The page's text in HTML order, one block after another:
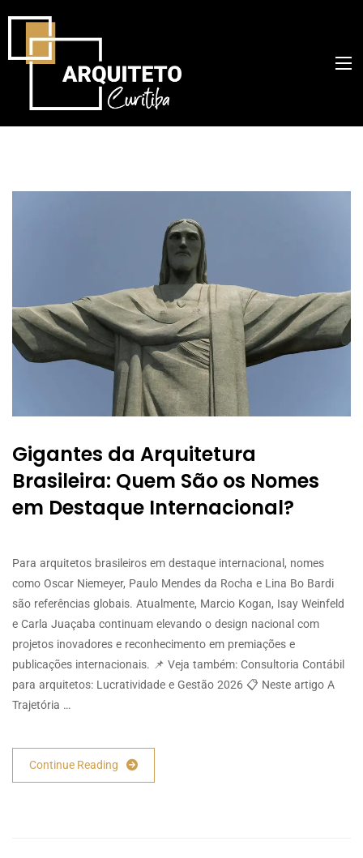
Gigantes da Arquitetura
Brasileira: Quem São os Nomes
em Destaque Internacional?
Para arquitetos brasileiros em destaque internacional, nomes
como Oscar Niemeyer, Paulo Mendes da Rocha e Lina Bo Bardi
são referências globais. Atualmente, Marcio Kogan, Isay Weinfeld
e Carla Juaçaba continuam elevando o design nacional com
projetos inovadores e reconhecimento em premiações e
publicações internacionais. 📌 Veja também: Consultoria Contábil
para arquitetos: Lucratividade e Gestão 2026 📋 Neste artigo A
Trajetória …
Continue Reading